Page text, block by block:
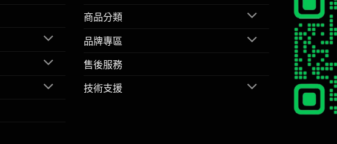
商品分類
品牌專區
售後服務
技術支援